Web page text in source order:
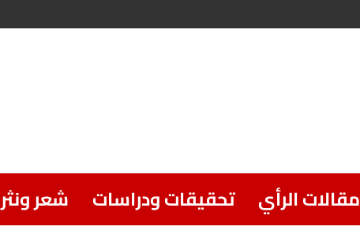
مقالات الرأي تحقيقات ودراسات شعر ونثر